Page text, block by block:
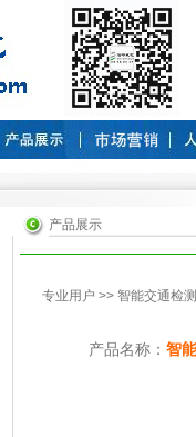
产品展示
专业用户 >> 智能交通检测
产品名称： 智